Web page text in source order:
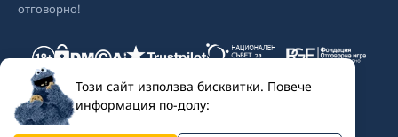
Този сайт използва бисквитки. Повече
информация по-долу:
отговорно!